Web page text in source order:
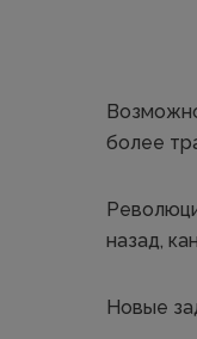
более
назад,
Новые